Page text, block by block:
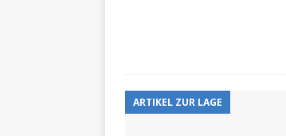
ARTIKEL ZUR LAGE